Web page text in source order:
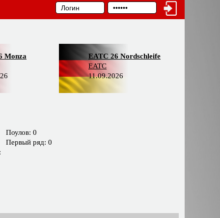
Monza
EATC 26 Nordschleife
EATC
11.09.2026
Поулов: 0
Первый ряд: 0